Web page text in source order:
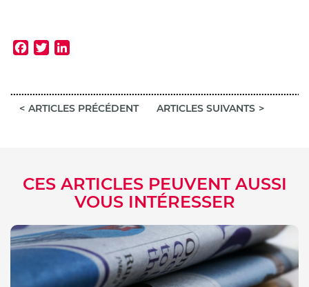
Facebook
Twitter
ARTICLES PRÉCÉDENT ARTICLES SUIVANTS
CES ARTICLES PEUVENT AUSSI
VOUS INTÉRESSER